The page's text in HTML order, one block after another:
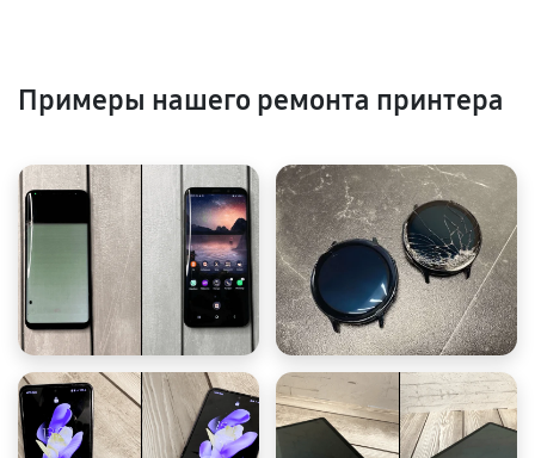
Примеры нашего ремонта принтера